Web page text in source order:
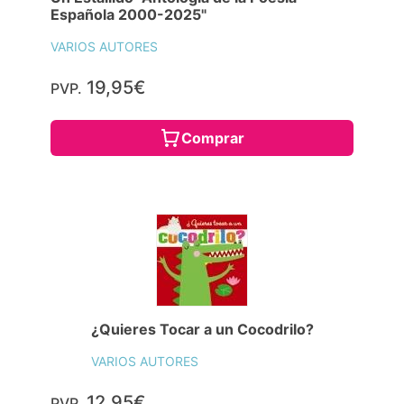
Española 2000-2025"
VARIOS AUTORES
PVP. 19,95€
Comprar
¿Quieres Tocar a un Cocodrilo?
VARIOS AUTORES